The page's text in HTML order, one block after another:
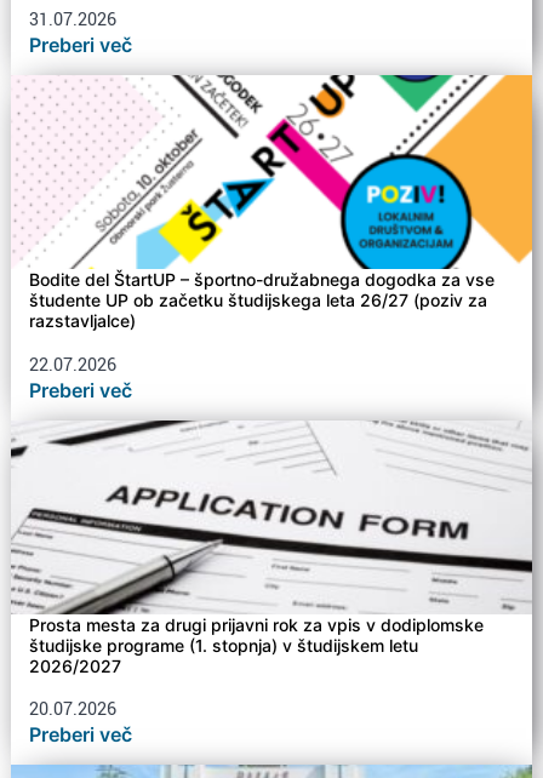
31.07.2026
Preberi več
Bodite del ŠtartUP – športno-družabnega dogodka za vse
študente UP ob začetku študijskega leta 26/27 (poziv za
razstavljalce)
22.07.2026
Preberi več
Prosta mesta za drugi prijavni rok za vpis v dodiplomske
študijske programe (1. stopnja) v študijskem letu
2026/2027
20.07.2026
Preberi več